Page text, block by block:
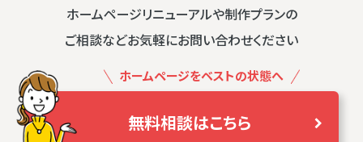
ホームページリニューアルや制作プランの
ご相談などお気軽にお問い合わせください
ホームページをベストの状態へ
無料相談はこちら